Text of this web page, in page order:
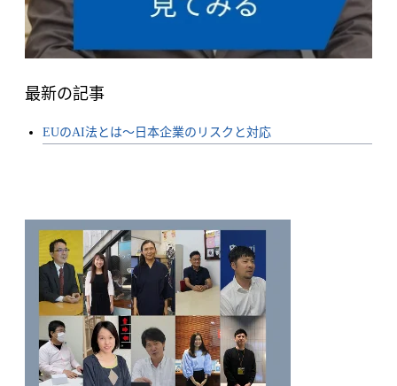
最新の記事
EUのAI法とは〜日本企業のリスクと対応